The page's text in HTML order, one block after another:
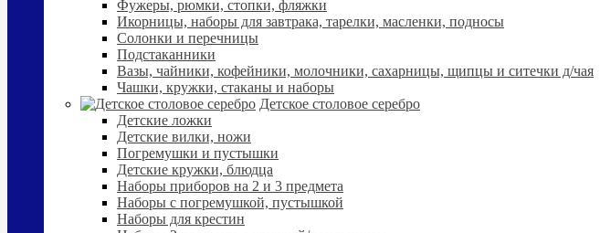
Фужеры, рюмки, стопки, фляжки
Икорницы, наборы для завтрака, тарелки, масленки, подносы
Солонки и перечницы
Подстаканники
Вазы, чайники, кофейники, молочники, сахарницы, щипцы и ситечки д/чая
Чашки, кружки, стаканы и наборы
Детское столовое серебро
Детские ложки
Детские вилки, ножи
Погремушки и пустышки
Детские кружки, блюдца
Наборы приборов на 2 и 3 предмета
Наборы с погремушкой, пустышкой
Наборы для крестин